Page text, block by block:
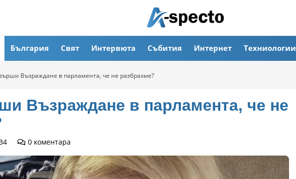
България Свят Интервюта Събития Интернет Техниологии
Възраждане в парламента, че не разбрахме?
Възраждане в парламента, че не
0 коментара